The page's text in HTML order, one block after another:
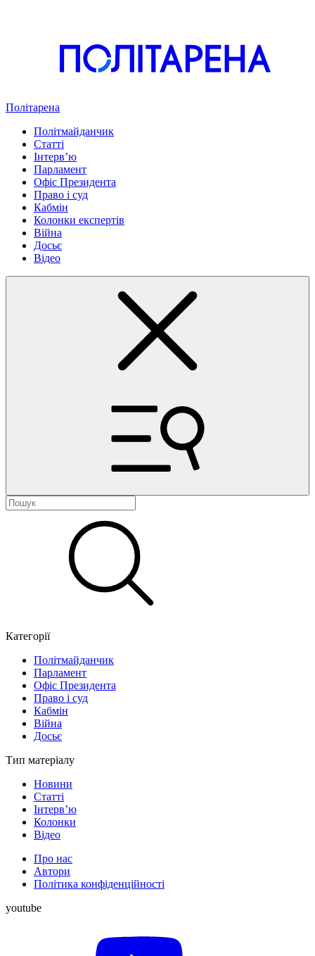
Політарена
Політмайданчик
Статті
Інтервʼю
Парламент
Офіс Президента
Право і суд
Кабмін
Колонки експертів
Війна
Досьє
Відео
Категорії
Політмайданчик
Парламент
Офіс Президента
Право і суд
Кабмін
Війна
Досьє
Тип матеріалу
Новини
Статті
Інтерв’ю
Колонки
Відео
Про нас
Автори
Політика конфіденційності
youtube